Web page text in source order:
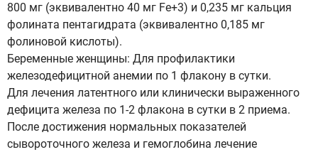
800 мг (эквивалентно 40 мг Fe+3) и 0,235 мг кальция
фолината пентагидрата (эквивалентно 0,185 мг
фолиновой кислоты).
Беременные женщины: Для профилактики
железодефицитной анемии по 1 флакону в сутки.
Для лечения латентного или клинически выраженного
дефицита железа по 1-2 флакона в сутки в 2 приема.
После достижения нормальных показателей
сывороточного железа и гемоглобина лечение